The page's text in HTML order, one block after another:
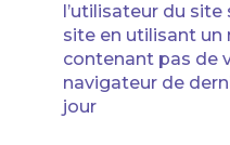
l’utilisateur du site
site en utilisant un
contenant pas de
navigateur de
jour